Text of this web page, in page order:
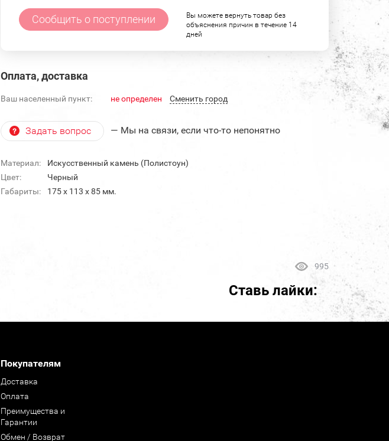
Сообщить о поступлении
Вы можете вернуть товар без
объяснения причин в течение 14
дней
Оплата, доставка
Ваш населенный пункт: не определен Cменить город
Задать вопрос — Мы на связи, если что-то непонятно
Материал:
Искусственный камень (Полистоун)
Цвет:
Черный
Габариты:
175 х 113 х 85 мм.
995
Ставь лайки:
Покупателям
Доставка
Оплата
Преимущества и
Гарантии
Обмен / Возврат